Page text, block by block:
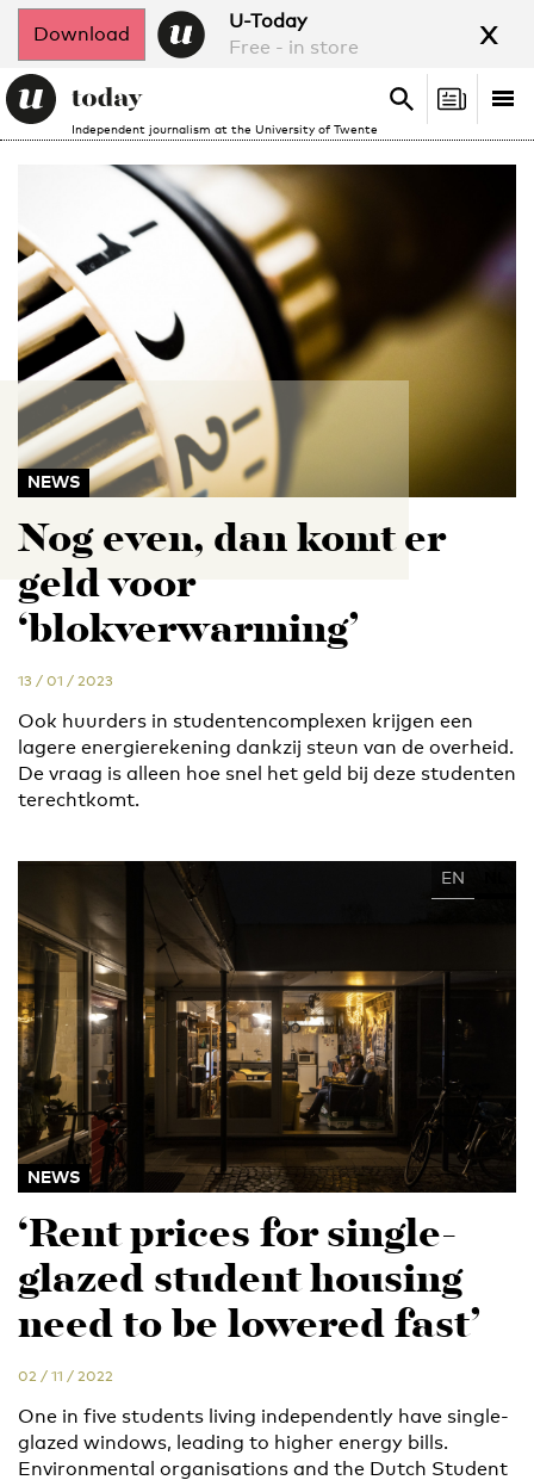
Download
U-Today
Free - in store
x
Independent journalism at the University of Twente
Search
Search
NEWS
Nog even, dan komt er
geld voor
‘blokverwarming’
13 / 01 / 2023
Ook huurders in studentencomplexen krijgen een
lagere energierekening dankzij steun van de overheid.
De vraag is alleen hoe snel het geld bij deze studenten
terechtkomt.
EN
NEWS
‘Rent prices for single-
glazed student housing
need to be lowered fast’
02 / 11 / 2022
One in five students living independently have single-
glazed windows, leading to higher energy bills.
Environmental organisations and the Dutch Student